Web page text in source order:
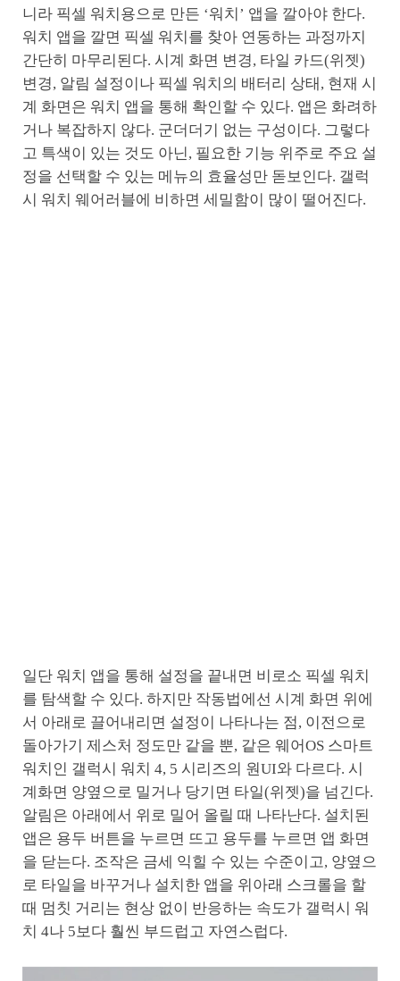
니라 픽셀 워치용으로 만든 ‘워치’ 앱을 깔아야 한다.
워치 앱을 깔면 픽셀 워치를 찾아 연동하는 과정까지
간단히 마무리된다. 시계 화면 변경, 타일 카드(위젯)
변경, 알림 설정이나 픽셀 워치의 배터리 상태, 현재 시
계 화면은 워치 앱을 통해 확인할 수 있다. 앱은 화려하
거나 복잡하지 않다. 군더더기 없는 구성이다. 그렇다
고 특색이 있는 것도 아닌, 필요한 기능 위주로 주요 설
정을 선택할 수 있는 메뉴의 효율성만 돋보인다. 갤럭
시 워치 웨어러블에 비하면 세밀함이 많이 떨어진다.
일단 워치 앱을 통해 설정을 끝내면 비로소 픽셀 워치
를 탐색할 수 있다. 하지만 작동법에선 시계 화면 위에
서 아래로 끌어내리면 설정이 나타나는 점, 이전으로
돌아가기 제스처 정도만 같을 뿐, 같은 웨어OS 스마트
워치인 갤럭시 워치 4, 5 시리즈의 원UI와 다르다. 시
계화면 양옆으로 밀거나 당기면 타일(위젯)을 넘긴다.
알림은 아래에서 위로 밀어 올릴 때 나타난다. 설치된
앱은 용두 버튼을 누르면 뜨고 용두를 누르면 앱 화면
을 닫는다. 조작은 금세 익힐 수 있는 수준이고, 양옆으
로 타일을 바꾸거나 설치한 앱을 위아래 스크롤을 할
때 멈칫 거리는 현상 없이 반응하는 속도가 갤럭시 워
치 4나 5보다 훨씬 부드럽고 자연스럽다.